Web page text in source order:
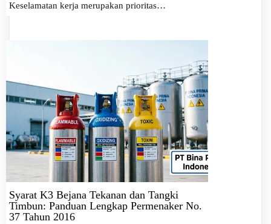
Keselamatan kerja merupakan prioritas…
Syarat K3 Bejana Tekanan dan Tangki
Timbun: Panduan Lengkap Permenaker No.
37 Tahun 2016